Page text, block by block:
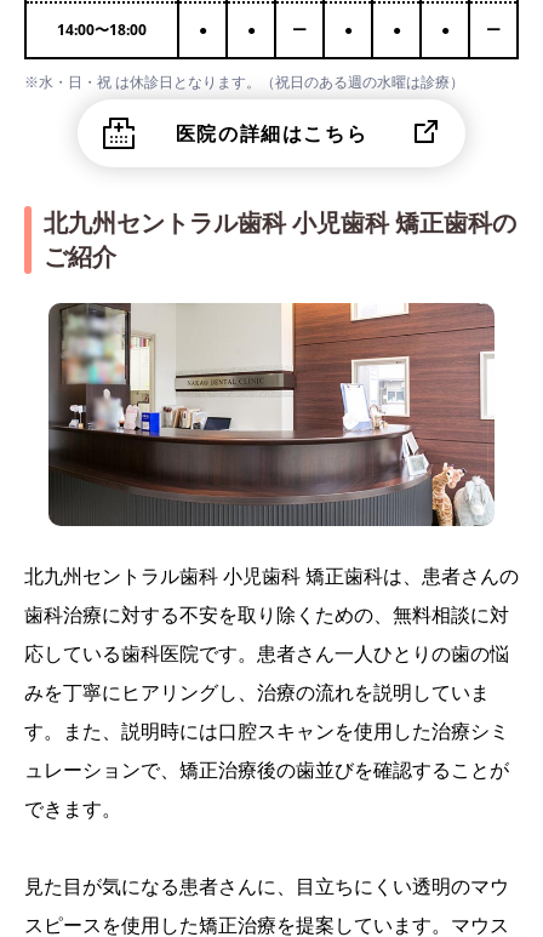
14:00〜18:00 ● ● ー ● ● ● ー
※水・日・祝 は休診日となります。（祝日のある週の水曜は診療）
医院の詳細はこちら
北九州セントラル歯科 小児歯科 矯正歯科の
ご紹介
北九州セントラル歯科 小児歯科 矯正歯科は、患者さんの
歯科治療に対する不安を取り除くための、無料相談に対
応している歯科医院です。患者さん一人ひとりの歯の悩
みを丁寧にヒアリングし、治療の流れを説明していま
す。また、説明時には口腔スキャンを使用した治療シミ
ュレーションで、矯正治療後の歯並びを確認することが
できます。
見た目が気になる患者さんに、目立ちにくい透明のマウ
スピースを使用した矯正治療を提案しています。マウス